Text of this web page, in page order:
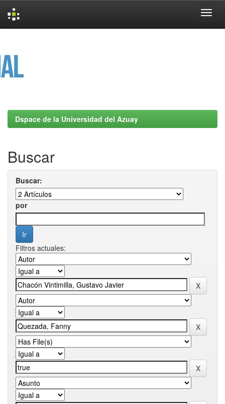
Dspace de la Universidad del Azuay
Buscar
Buscar:
por
Filtros actuales: